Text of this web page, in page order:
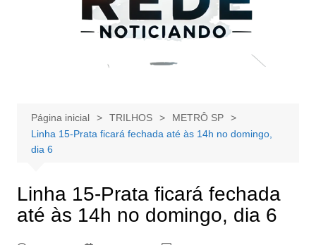
Página inicial TRILHOS
METRÔ SP
Linha 15-Prata ficará fechada até às 14h no domingo,
dia 6
Linha 15-Prata ficará fechada
até às 14h no domingo, dia 6